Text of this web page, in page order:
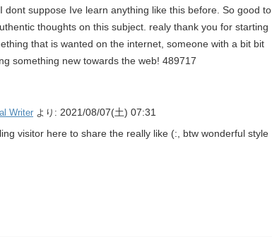
dont suppose Ive learn anything like this before. So good to
thoughts on this subject. realy thank you for starting
that is wanted on the internet, someone with a bit bit
something new towards the web! 489717
Writer より: 2021/08/07(土) 07:31
visitor here to share the really like (:, btw wonderful style